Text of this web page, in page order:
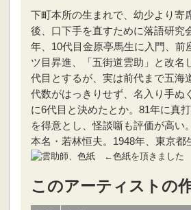
下町本所の生まれで、幼少より寄
後、口下手を直すために落語研究
年、10代目金原亭馬生に入門、前
ツ目昇進、「五街道雲助」と改名
代目とするが、実は前代まで五海
代数がはっきりせず、名入り手ぬ
に6代目と決めたとか。81年に真
を得意とし、怪談噺も評価が高い。
本名・若林恒夫。1948年、東京都
←色紙を頂きました
このアーティストの